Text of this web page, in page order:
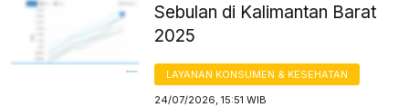
Sebulan di Kalimantan Barat
2025
LAYANAN KONSUMEN & KESEHATAN
24/07/2026, 15:51 WIB